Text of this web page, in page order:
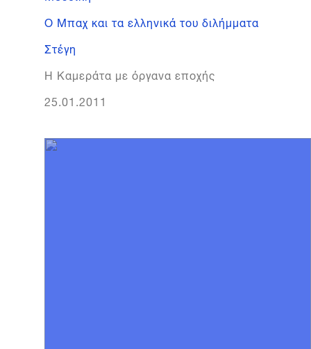
Ο Μπαχ και τα ελληνικά του διλήμματα
Στέγη
Η Καμεράτα με όργανα εποχής
25.01.2011